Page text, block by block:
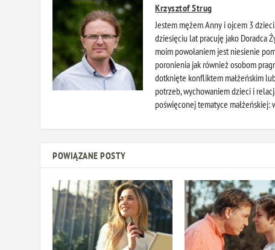
Krzysztof Strug
Jestem mężem Anny i ojcem 3
dziesięciu lat pracuję jako Doradca
moim powołaniem jest niesienie
poronienia jak również osobom
dotknięte konfliktem małżeńskim
potrzeb, wychowaniem dzieci i
poświęconej tematyce małżeńskiej:
POWIĄZANE POSTY